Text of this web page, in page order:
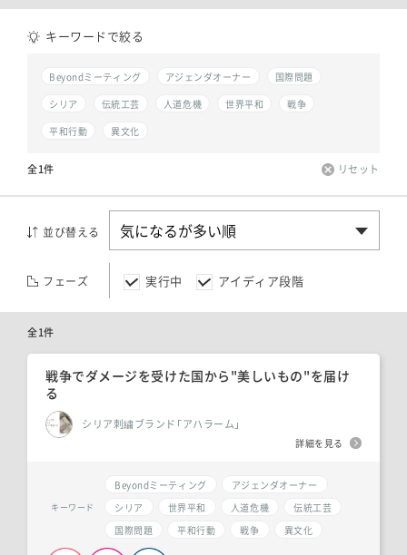
キーワードで絞る
Beyondミーティング アジェンダオーナー
国際問題
シリア
伝統工芸 人道危機 世界平和
戦争
平和行動
異文化
全1件 リセット
並び替える
フェーズ 実行中 アイディア段階
全1件
戦争でダメージを受けた国から"美しいもの"を届け
る
シリア刺繍ブランド「アハラーム」
詳細を見る
キーワード
Beyondミーティング
アジェンダオーナー
シリア
世界平和 人道危機
伝統工芸
国際問題
平和行動 戦争 異文化